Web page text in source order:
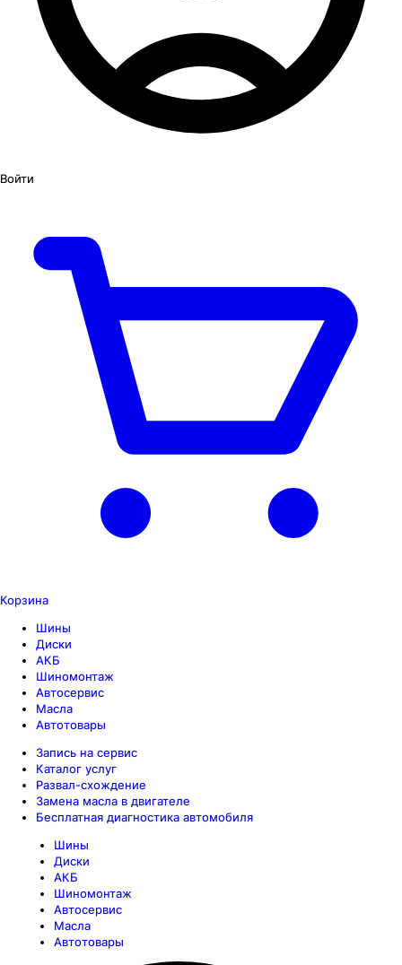
Войти
Корзина
Шины
Диски
АКБ
Шиномонтаж
Автосервис
Масла
Автотовары
Запись на сервис
Каталог услуг
Развал-схождение
Замена масла в двигателе
Бесплатная диагностика автомобиля
Шины
Диски
АКБ
Шиномонтаж
Автосервис
Масла
Автотовары